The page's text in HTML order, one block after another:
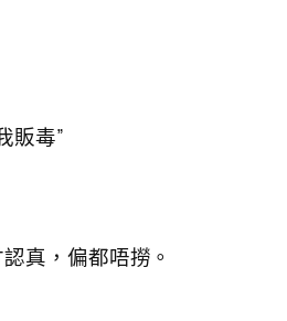
販毒”
真，偏都唔撈。